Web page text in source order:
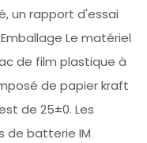
un rapport d'essai
Le matériel
de film plastique à
de papier kraft
de 25±0. Les
de batterie IM